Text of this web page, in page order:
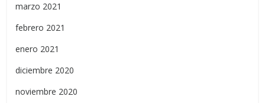
marzo 2021
febrero 2021
enero 2021
diciembre 2020
noviembre 2020